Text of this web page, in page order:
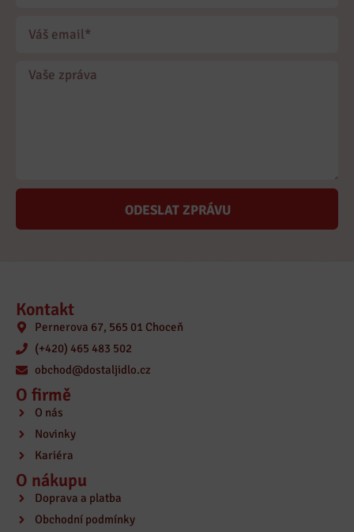
ODESLAT ZPRÁVU
Kontakt
Pernerova 67, 565 01 Choceň
(+420) 465 483 502
obchod@dostaljidlo.cz
O firmě
O nás
Novinky
Kariéra
O nákupu
Doprava a platba
Obchodní podmínky